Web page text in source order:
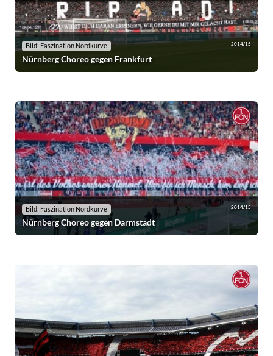
Bild: Faszination Nordkurve 2014/15
Nürnberg Choreo gegen Frankfurt
Bild: Faszination Nordkurve 2014/15
Nürnberg Choreo gegen Darmstadt